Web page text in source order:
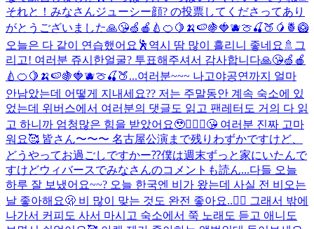
それと！みなさんジューシー顔? の投票してくださってあり
がとうございました🙏😘🍏🍎🍐🍊🍋🍌🍉🍇🍓🫐🍈🍒🍑🥭🍍🥝
오늘은 다 같이 연습했어요🕺역시 땀 많이 흘리니 좋네요🚿그
리고! 여러분 쥬시한얼굴? 투표해주셔서 감사합니다🙏😘🍏🍎
🍐🍊🍋🍌🍉🍇🍓🫐🍈🍒🍑...여러분~~~ 나고야공연까지 얼마
안남았는데 어떻게 지내세요?? 저는 주말동안 계속 숙소에 있
었는데 위버스에서 여러분의 댓글도 읽고 팬레터도 거의 다 읽
고 하니까 엄청많은 힘을 받았어요🥹🙇🏻‍♂️😘 여러분 진짜 고마
워요🥰 皆さん〜〜〜 名古屋公演まで残りわずかですけど、
どうやってお過ごしですかー⁇僕は週末ずっと家にいたんで
すけどウィバースでみなさんのコメントも読ん...다들 오늘
하루 잘 보냈어요~~? 오늘 한국엔 비가 왔는데 사실 전 비오는
날 좋아해요🫢 비 많이 맞는 것도 완전 좋아요..😶‍🌫️ 그래서 밖에
나가서 커피도 사서 마시고 숙소에서 쭉 노래도 듣고 애니도